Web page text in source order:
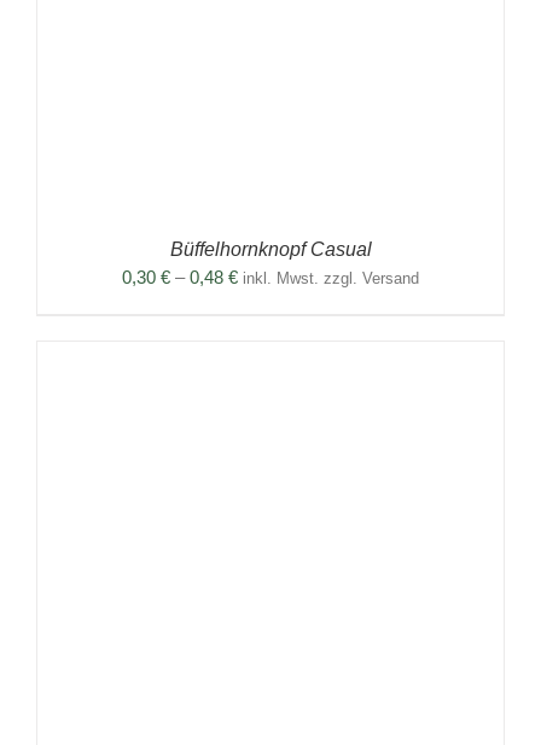
Büffelhornknopf Casual
0,30 € –0,48 €Preisspanne:
inkl. Mwst. zzgl. Versand